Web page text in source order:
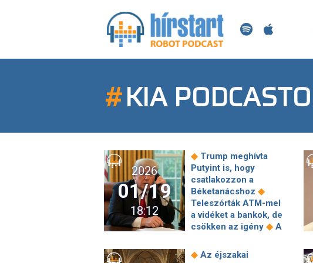
#KIA
2026
01/19
18:12
◆ Trump meghívta
Putyint is, hogy
csatlakozzon a
Béketanácshoz ◆
Teleszórták ATM-mel
a vidéket a bankok, de
csökken az igény ◆ A
Törvényszék
◆ Az éjszakai